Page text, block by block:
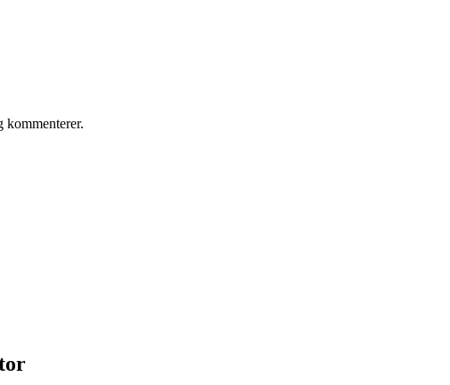
kommenterer.